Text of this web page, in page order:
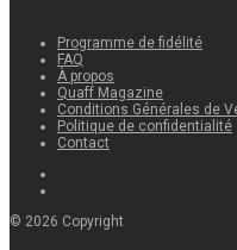
Programme de fidélité
FAQ
À propos
Quaff Magazine
Conditions Générales de
Politique de confidentialité
Contact
© 2026 Copyright